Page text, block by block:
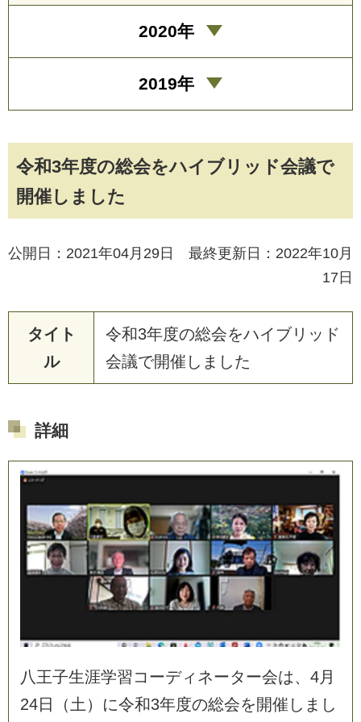
令和3年度の総会をハイブリッド会議で
開催しました
公開日：2021年04月29日 最終更新日：2022年10月
17日
タイト
ル
令和3年度の総会をハイブリ ッ ド
会議で開催 し ま した
詳細
八王子生涯学習 コ ーディ ネーター会は、 4月
24日 （ 土 ） に令和3年度の総会を開催 し ま し
2020年
2019年